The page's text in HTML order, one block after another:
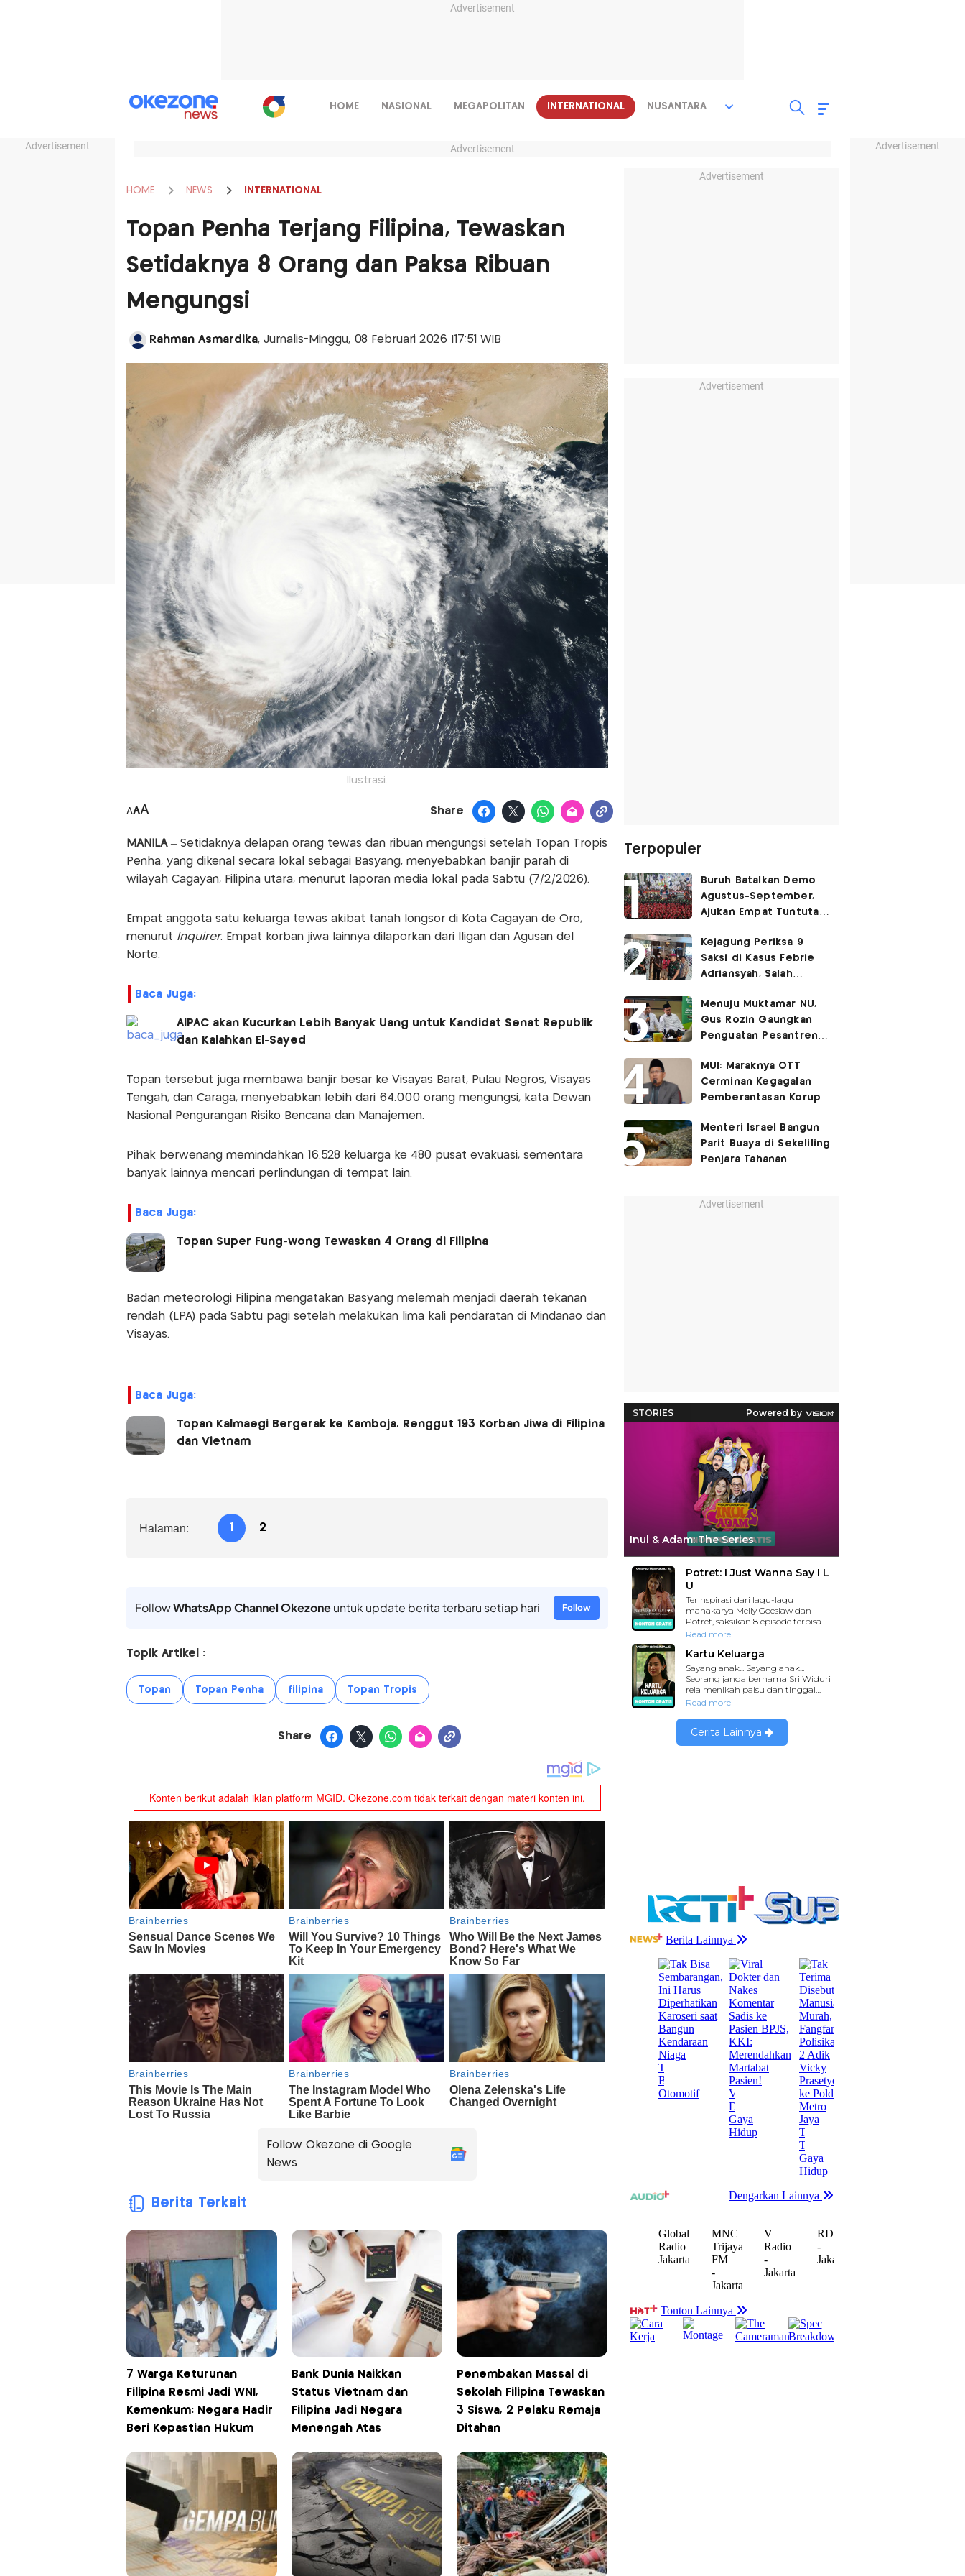
Advertisement
Advertisement Advertisement
HOME NASIONAL MEGAPOLITAN INTERNATIONAL NUSANTARA
Advertisement
HOME NEWS INTERNATIONAL
Topan Penha Terjang Filipina, Tewaskan
Setidaknya 8 Orang dan Paksa Ribuan
Mengungsi
Rahman Asmardika, Jurnalis-Minggu, 08 Februari 2026 |17:51 WIB
Ilustrasi.
AAA Share
MANILA – Setidaknya delapan orang tewas dan ribuan mengungsi setelah Topan Tropis
Penha, yang dikenal secara lokal sebagai Basyang, menyebabkan banjir parah di
wilayah Cagayan, Filipina utara, menurut laporan media lokal pada Sabtu (7/2/2026).
Empat anggota satu keluarga tewas akibat tanah longsor di Kota Cagayan de Oro,
menurut Inquirer. Empat korban jiwa lainnya dilaporkan dari Iligan dan Agusan del
Norte.
Baca Juga:
AIPAC akan Kucurkan Lebih Banyak Uang untuk Kandidat Senat Republik
dan Kalahkan El-Sayed
Topan tersebut juga membawa banjir besar ke Visayas Barat, Pulau Negros, Visayas
Tengah, dan Caraga, menyebabkan lebih dari 64.000 orang mengungsi, kata Dewan
Nasional Pengurangan Risiko Bencana dan Manajemen.
Pihak berwenang memindahkan 16.528 keluarga ke 480 pusat evakuasi, sementara
banyak lainnya mencari perlindungan di tempat lain.
Baca Juga:
Topan Super Fung-wong Tewaskan 4 Orang di Filipina
Badan meteorologi Filipina mengatakan Basyang melemah menjadi daerah tekanan
rendah (LPA) pada Sabtu pagi setelah melakukan lima kali pendaratan di Mindanao dan
Visayas.
Baca Juga:
Topan Kalmaegi Bergerak ke Kamboja, Renggut 193 Korban Jiwa di Filipina
dan Vietnam
Halaman: 1 2
FollowWhatsApp Channel Okezoneuntuk update berita terbaru setiap hari Follow
Topik Artikel :
Topan Topan Penha filipina Topan Tropis
Share
Follow Okezone di Google
News
Berita Terkait
7 Warga Keturunan
Filipina Resmi Jadi WNI,
Kemenkum: Negara Hadir
Beri Kepastian Hukum
Bank Dunia Naikkan
Status Vietnam dan
Filipina Jadi Negara
Menengah Atas
Penembakan Massal di
Sekolah Filipina Tewaskan
3 Siswa, 2 Pelaku Remaja
Ditahan
Advertisement
Advertisement
Terpopuler
Buruh Batalkan Demo
Agustus-September,
Ajukan Empat Tuntutan
Kejagung Periksa 9
Saksi di Kasus Febrie
Adriansyah, Salah
Menuju Muktamar NU,
Gus Rozin Gaungkan
Penguatan Pesantren
MUI: Maraknya OTT
Cerminan Kegagalan
Pemberantasan Korupsi
Menteri Israel Bangun
Parit Buaya di Sekeliling
Penjara Tahanan
Advertisement